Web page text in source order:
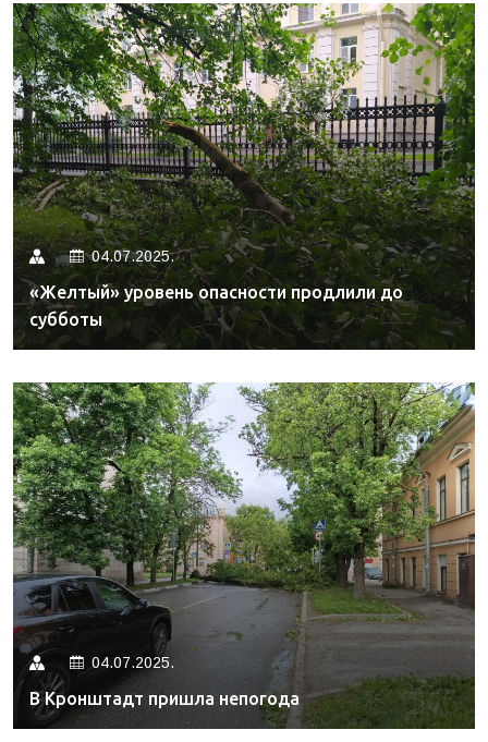
04.07.2025.
«Желтый» уровень опасности продлили до
субботы
04.07.2025.
В Кронштадт пришла непогода